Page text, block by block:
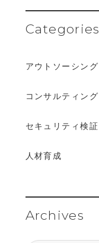
Categories
アウトソーシング
コンサルティング
セキュリティ検証
人材育成
Archives